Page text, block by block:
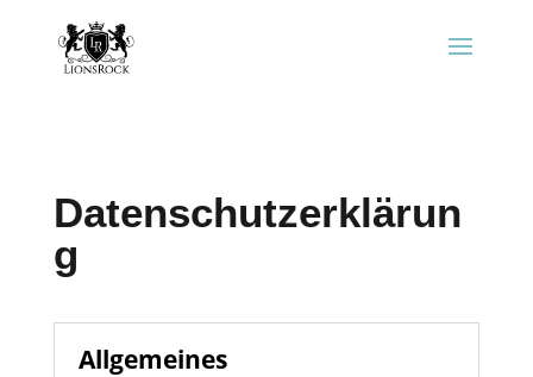
Datenschutzerklärun
g
Allgemeines